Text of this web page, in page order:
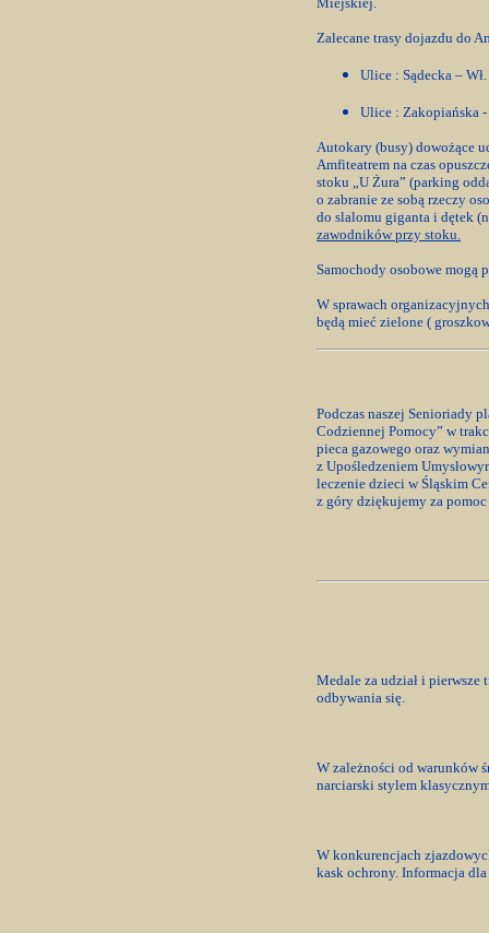
Zalecane trasy dojazdu do
Ulice : Sądecka –
Ulice : Zakopiańska -
Autokary (busy) dowożące
Amfiteatrem na czas
stoku „U Żura” (parking
o zabranie ze sobą rzeczy
do slalomu giganta i dętek
zawodników przy stoku.
Samochody osobowe mogą
W sprawach
będą mieć zielone (
Podczas naszej Senioriady
Codziennej Pomocy” w
pieca gazowego oraz
z Upośledzeniem
leczenie dzieci w Śląskim
z góry dziękujemy za
Medale za udział i
odbywania się.
W zależności od warunków
narciarski stylem
W konkurencjach
kask ochrony. Informacja